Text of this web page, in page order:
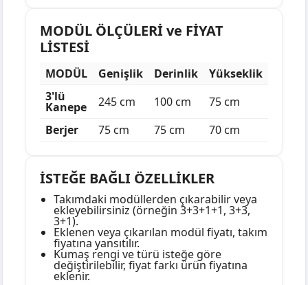
MODÜL ÖLÇÜLERİ ve FİYAT
LİSTESİ
MODÜL Genişlik Derinlik
Yükseklik
3'lü
Kanepe 245 cm 100 cm
75 cm
Berjer
75 cm 75 cm 70 cm
İSTEĞE BAĞLI ÖZELLİKLER
Takımdaki modüllerden çıkarabilir veya
ekleyebilirsiniz (örneğin 3+3+1+1, 3+3,
3+1).
Eklenen veya çıkarılan modül fiyatı, takım
fiyatına yansıtılır.
Kumaş rengi ve türü isteğe göre
değiştirilebilir, fiyat farkı ürün fiyatına
eklenir.